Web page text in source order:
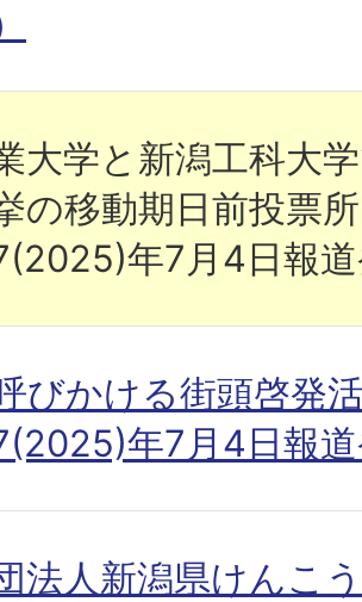
大学と新潟工科大
の移動期日前投票
年7月4日報
びかける街頭啓発
年7月4日報
法人新潟県けんこ